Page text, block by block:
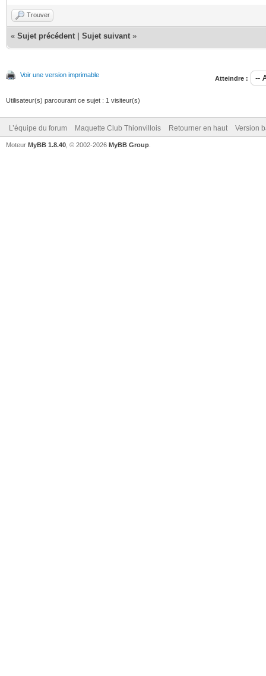
Trouver
« Sujet précédent Sujet suivant »
Voir une version imprimable Atteindre :
Utilisateur(s) parcourant ce sujet : 1 visiteur(s)
L’équipe du forum Maquette Club Thionvillois Retourner en haut Version
Moteur MyBB 1.8.40 , © 2002-2026 MyBB Group